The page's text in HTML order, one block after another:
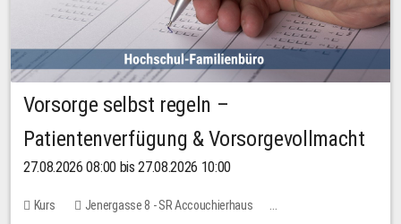
Vorsorge selbst regeln –
Patientenverfügung & Vorsorgevollmacht
27.08.2026 08:00 bis 27.08.2026 10:00
Kurs
Jenergasse 8 - SR Accouchierhaus